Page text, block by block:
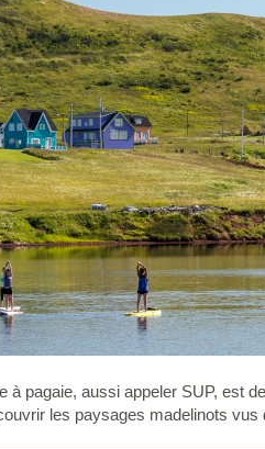
pagaie, aussi appeler SUP, est
les paysages madelinots vus